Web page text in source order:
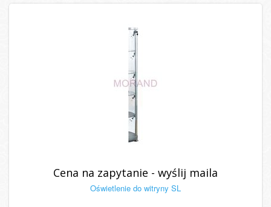
Cena na zapytanie - wyślij maila
Oświetlenie do witryny SL